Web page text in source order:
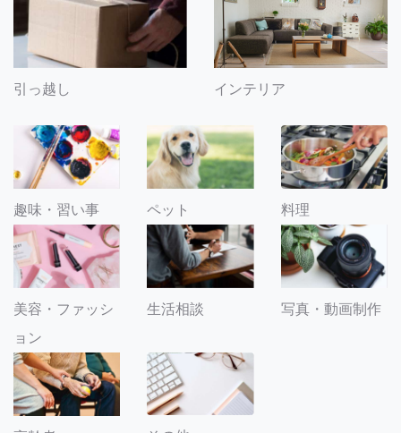
引っ越し インテリア
趣味・習い事 ペット 料理
美容・ファッシ
ョン
生活相談 写真・動画制作